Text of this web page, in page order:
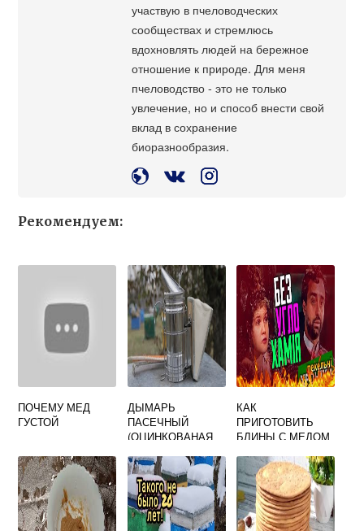
участвую в пчеловодческих
сообществах и стремлюсь
вдохновлять людей на бережное
отношение к природе. Для меня
пчеловодство - это не только
увлечение, но и способ внести свой
вклад в сохранение
биоразнообразия.
Рекомендуем:
ПОЧЕМУ МЕД
ГУСТОЙ
ДЫМАРЬ
ПАСЕЧНЫЙ
(ОЦИНКОВАНАЯ
КОЖАНЫЙ МЕХ, С
ОГРАЖДЕНИЕМ,
БЕЗ СТАКАНА)
КАК
ПРИГОТОВИТЬ
БЛИНЫ С МЕДОМ